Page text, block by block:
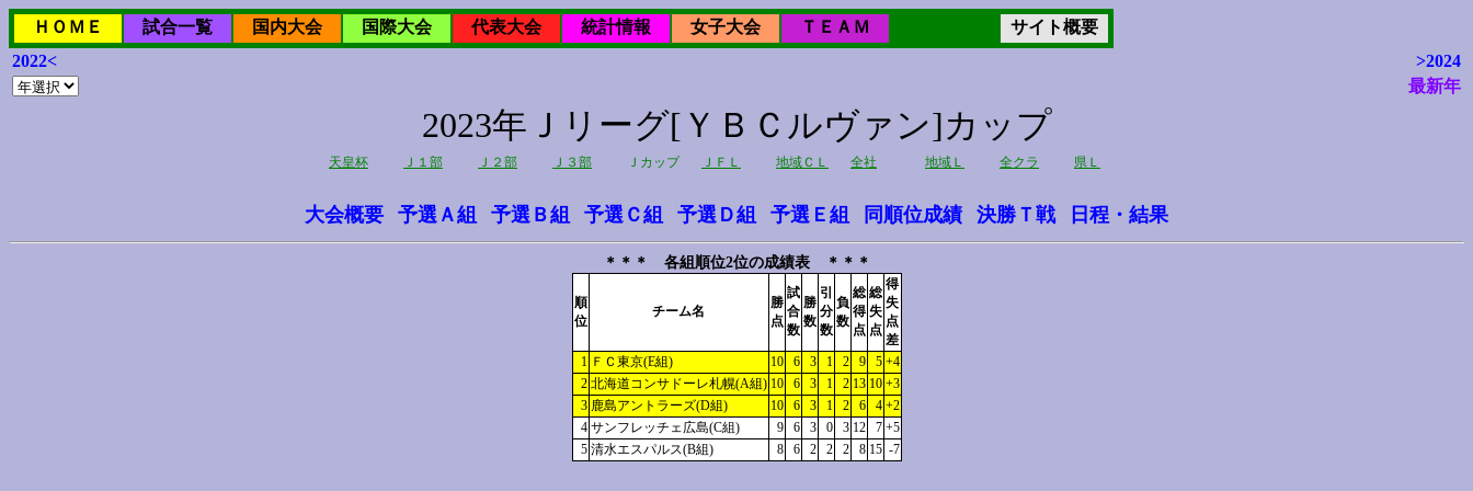
ＨＯＭＥ 試合一覧 国内大会 国際大会 代表大会 統計情報 女子大会 ＴＥＡＭ
サイト概要
2022<
>2024
最新年
2023年Ｊリーグ[ＹＢＣルヴァン]カップ
天皇杯 Ｊ１部 Ｊ２部 Ｊ３部 Ｊカップ ＪＦＬ 地域ＣＬ 全社 地域Ｌ 全クラ 県Ｌ
大会概要 予選Ａ組 予選Ｂ組 予選Ｃ組 予選Ｄ組 予選Ｅ組 同順位成績 決勝Ｔ戦 日程・結果
＊＊＊ 各組順位2位の成績表 ＊＊＊
順
位
チーム名
勝
点
試
合
数
勝
数
引
分
数
負
数
総
得
点
総
失
点
得
失
点
差
1 ＦＣ東京(E組) 10 6 3 1 2 9 5 +4
2 北海道コンサドーレ札幌(A組) 10 6 3 1 2 13 10 +3
3 鹿島アントラーズ(D組) 10 6 3 1 2 6 4 +2
4 サンフレッチェ広島(C組) 9 6 3 0 3 12 7 +5
5 清水エスパルス(B組) 8 6 2 2 2 8 15 -7